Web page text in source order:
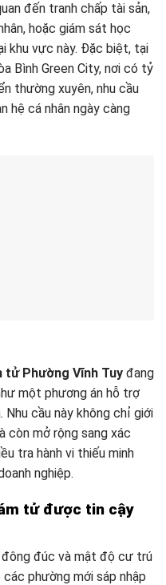
đến tranh chấp tài sản,
hoặc giám sát học
khu vực này. Đặc biệt, tại
Bình Green City, nơi có tỷ
thường xuyên, nhu cầu
hệ cá nhân ngày càng
tử Phường Vĩnh Tuy đang
một phương án hỗ trợ
Nhu cầu này không chỉ giới
còn mở rộng sang xác
tra hành vi thiếu minh
nghiệp.
tử được tin cậy
đông đúc và mật độ cư trú
phường mới sáp nhập